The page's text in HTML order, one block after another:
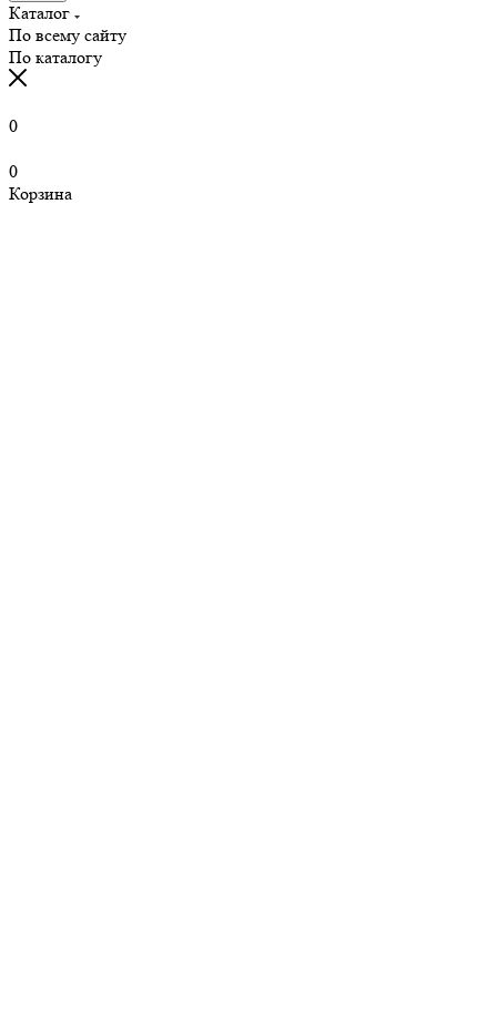
Каталог
По всему сайту
По каталогу
0
0
Корзина